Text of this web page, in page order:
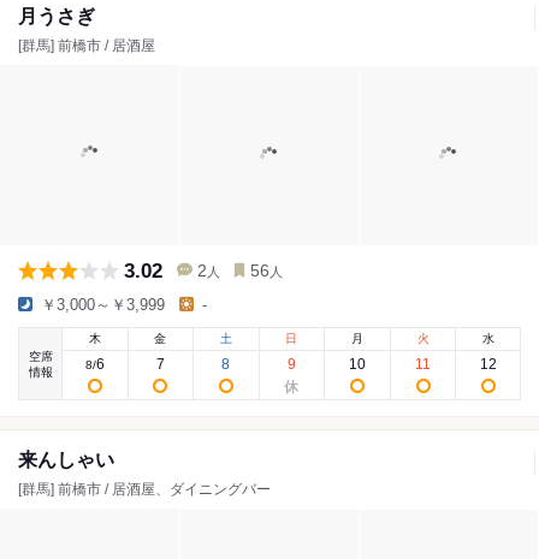
月うさぎ
[群馬] 前橋市 / 居酒屋
3.02 2 人 56 人
￥3,000～￥3,999 -
空席
情報
木
8/6
金
7
土
8
日
9
月
10
火
11
水
12
来んしゃい
[群馬] 前橋市 / 居酒屋、ダイニングバー